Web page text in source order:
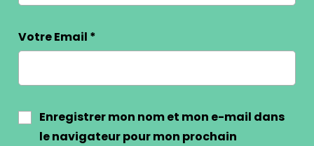
Votre Email *
Enregistrer mon nom et mon e-mail dans
le navigateur pour mon prochain